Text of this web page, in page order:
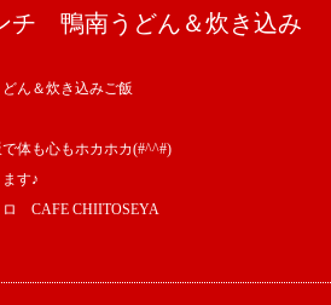
チ 鴨南うどん＆炊き込み
ん＆炊き込みご飯
体も心もホカホカ(#^^#)
す♪
CAFE CHIITOSEYA